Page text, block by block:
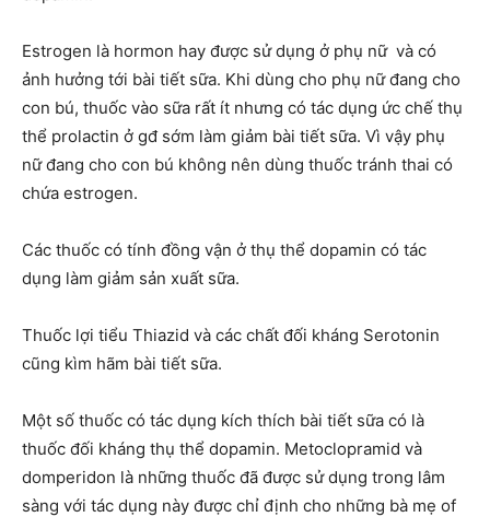
Estrogen là hormon hay được sử dụng ở phụ nữ và có
ảnh hưởng tới bài tiết sữa. Khi dùng cho phụ nữ đang cho
con bú, thuốc vào sữa rất ít nhưng có tác dụng ức chế thụ
thể prolactin ở gđ sớm làm giảm bài tiết sữa. Vì vậy phụ
nữ đang cho con bú không nên dùng thuốc tránh thai có
chứa estrogen.
Các thuốc có tính đồng vận ở thụ thể dopamin có tác
dụng làm giảm sản xuất sữa.
Thuốc lợi tiểu Thiazid và các chất đối kháng Serotonin
cũng kìm hãm bài tiết sữa.
Một số thuốc có tác dụng kích thích bài tiết sữa có là
thuốc đối kháng thụ thể dopamin. Metoclopramid và
domperidon là những thuốc đã được sử dụng trong lâm
sàng với tác dụng này được chỉ định cho những bà mẹ of